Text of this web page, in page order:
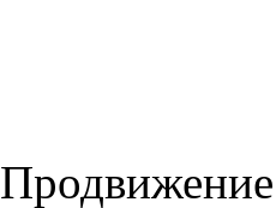
Продвижение